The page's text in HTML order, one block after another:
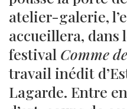
atelier-galerie,
accueillera, dans
festival Comme
travail inédit
Lagarde. Entre